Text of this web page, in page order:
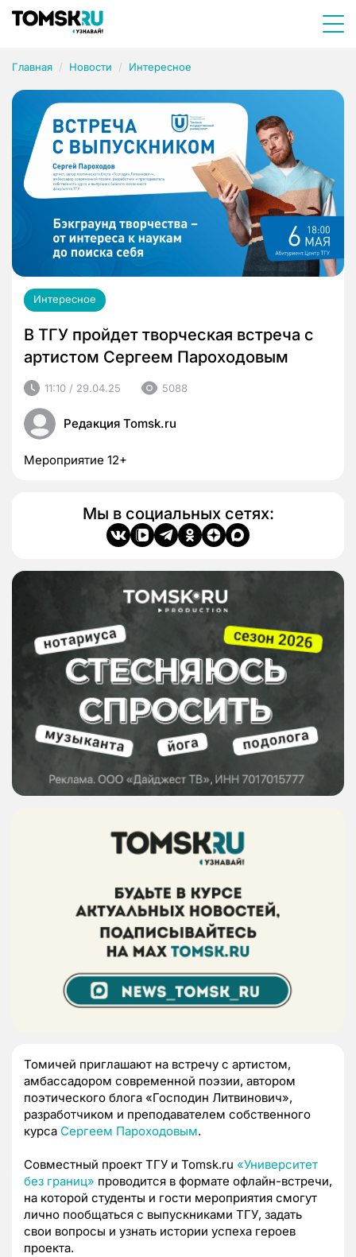
Главная Новости Интересное
Интересное
В ТГУ пройдет творческая встреча с
артистом Сергеем Пароходовым
11:10 / 29.04.25 5088
Редакция Tomsk.ru
Мероприятие 12+
Мы в социальных сетях:
Томичей приглашают на встречу с артистом,
амбассадором современной поэзии, автором
поэтического блога «Господин Литвинович»,
разработчиком и преподавателем собственного
курса Сергеем Пароходовым.
Совместный проект ТГУ и Tomsk.ru «Университет
без границ» проводится в формате офлайн-встречи,
на которой студенты и гости мероприятия смогут
лично пообщаться с выпускниками ТГУ, задать
свои вопросы и узнать истории успеха героев
проекта.